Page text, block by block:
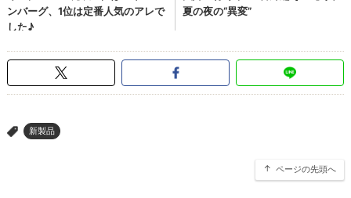
> 新製品
ページの先頭へ